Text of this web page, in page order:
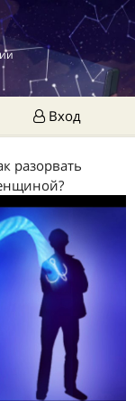
Вход
разорвать